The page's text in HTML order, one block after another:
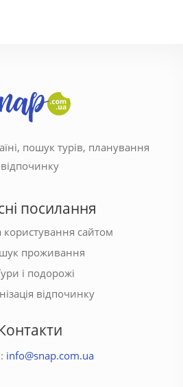
пошук турів, планування
відпочинку
посилання
сайтом
проживання
і подорожі
відпочинку
info@snap.com.ua